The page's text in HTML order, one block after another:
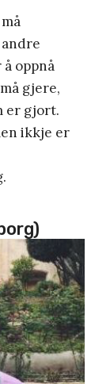
oppnå
gjere,
er gjort.
ikkje er